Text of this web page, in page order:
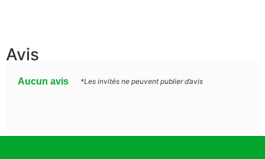
Avis
Aucun avis *Les invités ne peuvent publier d’avis